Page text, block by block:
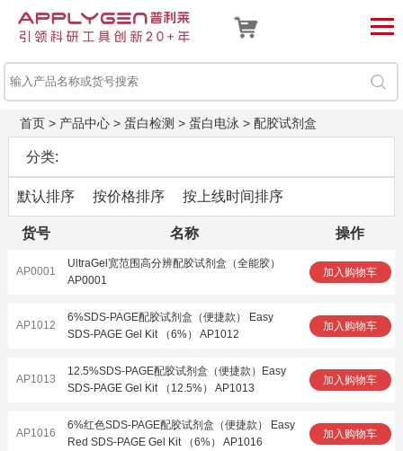
首页> 产品中心> 蛋白检测 > 蛋白电泳 > 配胶试剂盒
分类:
默认排序 按价格排序 按上线时间排序
货号 名称 操作
AP0001
UltraGel宽范围高分辨配胶试剂盒（全能胶）
AP0001
加入购物车
AP1012
6%SDS-PAGE配胶试剂盒（便捷款） Easy
SDS-PAGE Gel Kit （6%） AP1012
加入购物车
AP1013
12.5%SDS-PAGE配胶试剂盒（便捷款）Easy
SDS-PAGE Gel Kit （12.5%） AP1013
加入购物车
AP1016
6%红色SDS-PAGE配胶试剂盒（便捷款） Easy
Red SDS-PAGE Gel Kit （6%） AP1016
加入购物车